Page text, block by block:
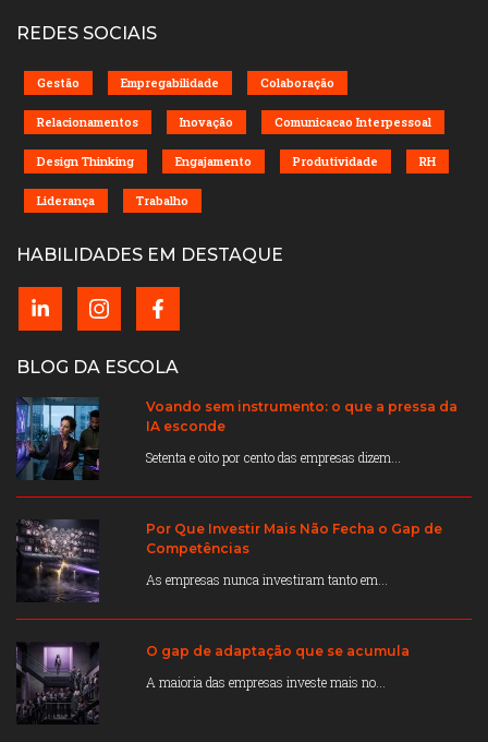
REDES SOCIAIS
Gestão Empregabilidade Colaboração
Relacionamentos Inovação Comunicacao Interpessoal
Design Thinking Engajamento Produtividade RH
Liderança Trabalho
HABILIDADES EM DESTAQUE
BLOG DA ESCOLA
Voando sem instrumento: o que a pressa da
IA esconde
Setenta e oito por cento das empresas dizem...
Por Que Investir Mais Não Fecha o Gap de
Competências
As empresas nunca investiram tanto em...
O gap de adaptação que se acumula
A maioria das empresas investe mais no...